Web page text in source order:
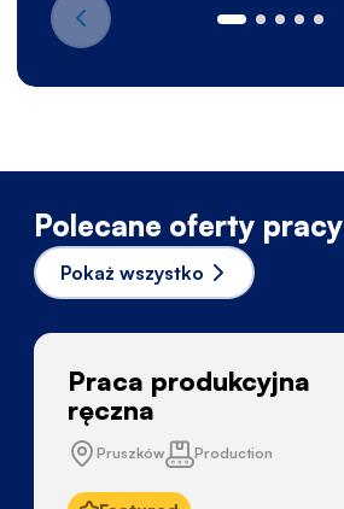
Polecane oferty pracy
Pokaż wszystko
Praca produkcyjna
ręczna
Pruszków Production